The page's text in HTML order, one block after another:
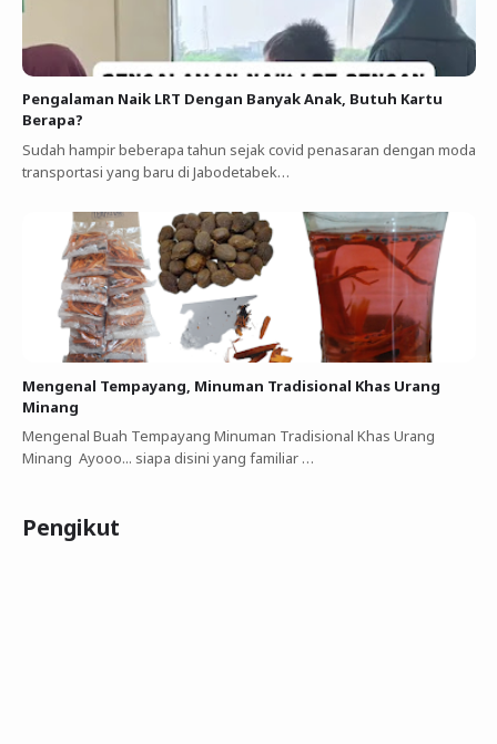
Pengalaman Naik LRT Dengan Banyak Anak, Butuh Kartu
Berapa?
Sudah hampir beberapa tahun sejak covid penasaran dengan moda
transportasi yang baru di Jabodetabek…
Mengenal Tempayang, Minuman Tradisional Khas Urang
Minang
Mengenal Buah Tempayang Minuman Tradisional Khas Urang
Minang Ayooo... siapa disini yang familiar …
Pengikut